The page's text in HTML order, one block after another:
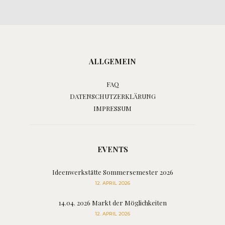
ALLGEMEIN
FAQ
DATENSCHUTZERKLÄRUNG
IMPRESSUM
EVENTS
Ideenwerkstätte Sommersemester 2026
12. APRIL 2026
14.04. 2026 Markt der Möglichkeiten
12. APRIL 2026